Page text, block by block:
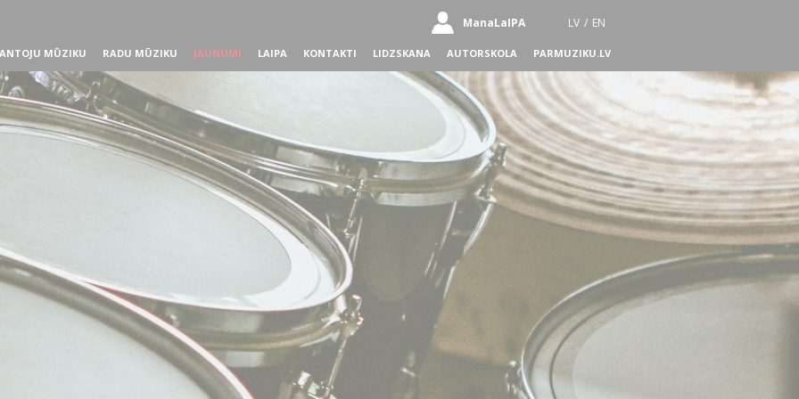
ManaLaIPA LV / EN
MŪZIKU RADU MŪZIKU JAUNUMI LAIPA KONTAKTI LIDZSKANA AUTORSKOLA PARMUZIKU.LV